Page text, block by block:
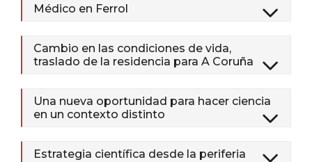
Médico en Ferrol
Cambio en las condiciones de vida,
traslado de la residencia para A Coruña
Una nueva oportunidad para hacer ciencia
en un contexto distinto
Estrategia científica desde la periferia